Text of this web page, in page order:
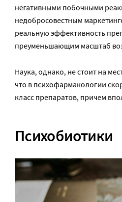
негативными побочными
недобросовестным
реальную эффективность
преуменьшающим масштаб
Наука, однако, не стоит на
что в психофармакологии
класс препаратов, причем
Психобиотики